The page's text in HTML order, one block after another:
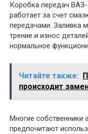
Коробка передач ВАЗ-
работает за счет
передачами. Заливка
трение и износ
нормальное
Читайте также:
происходит
Многие собственники
предпочитают